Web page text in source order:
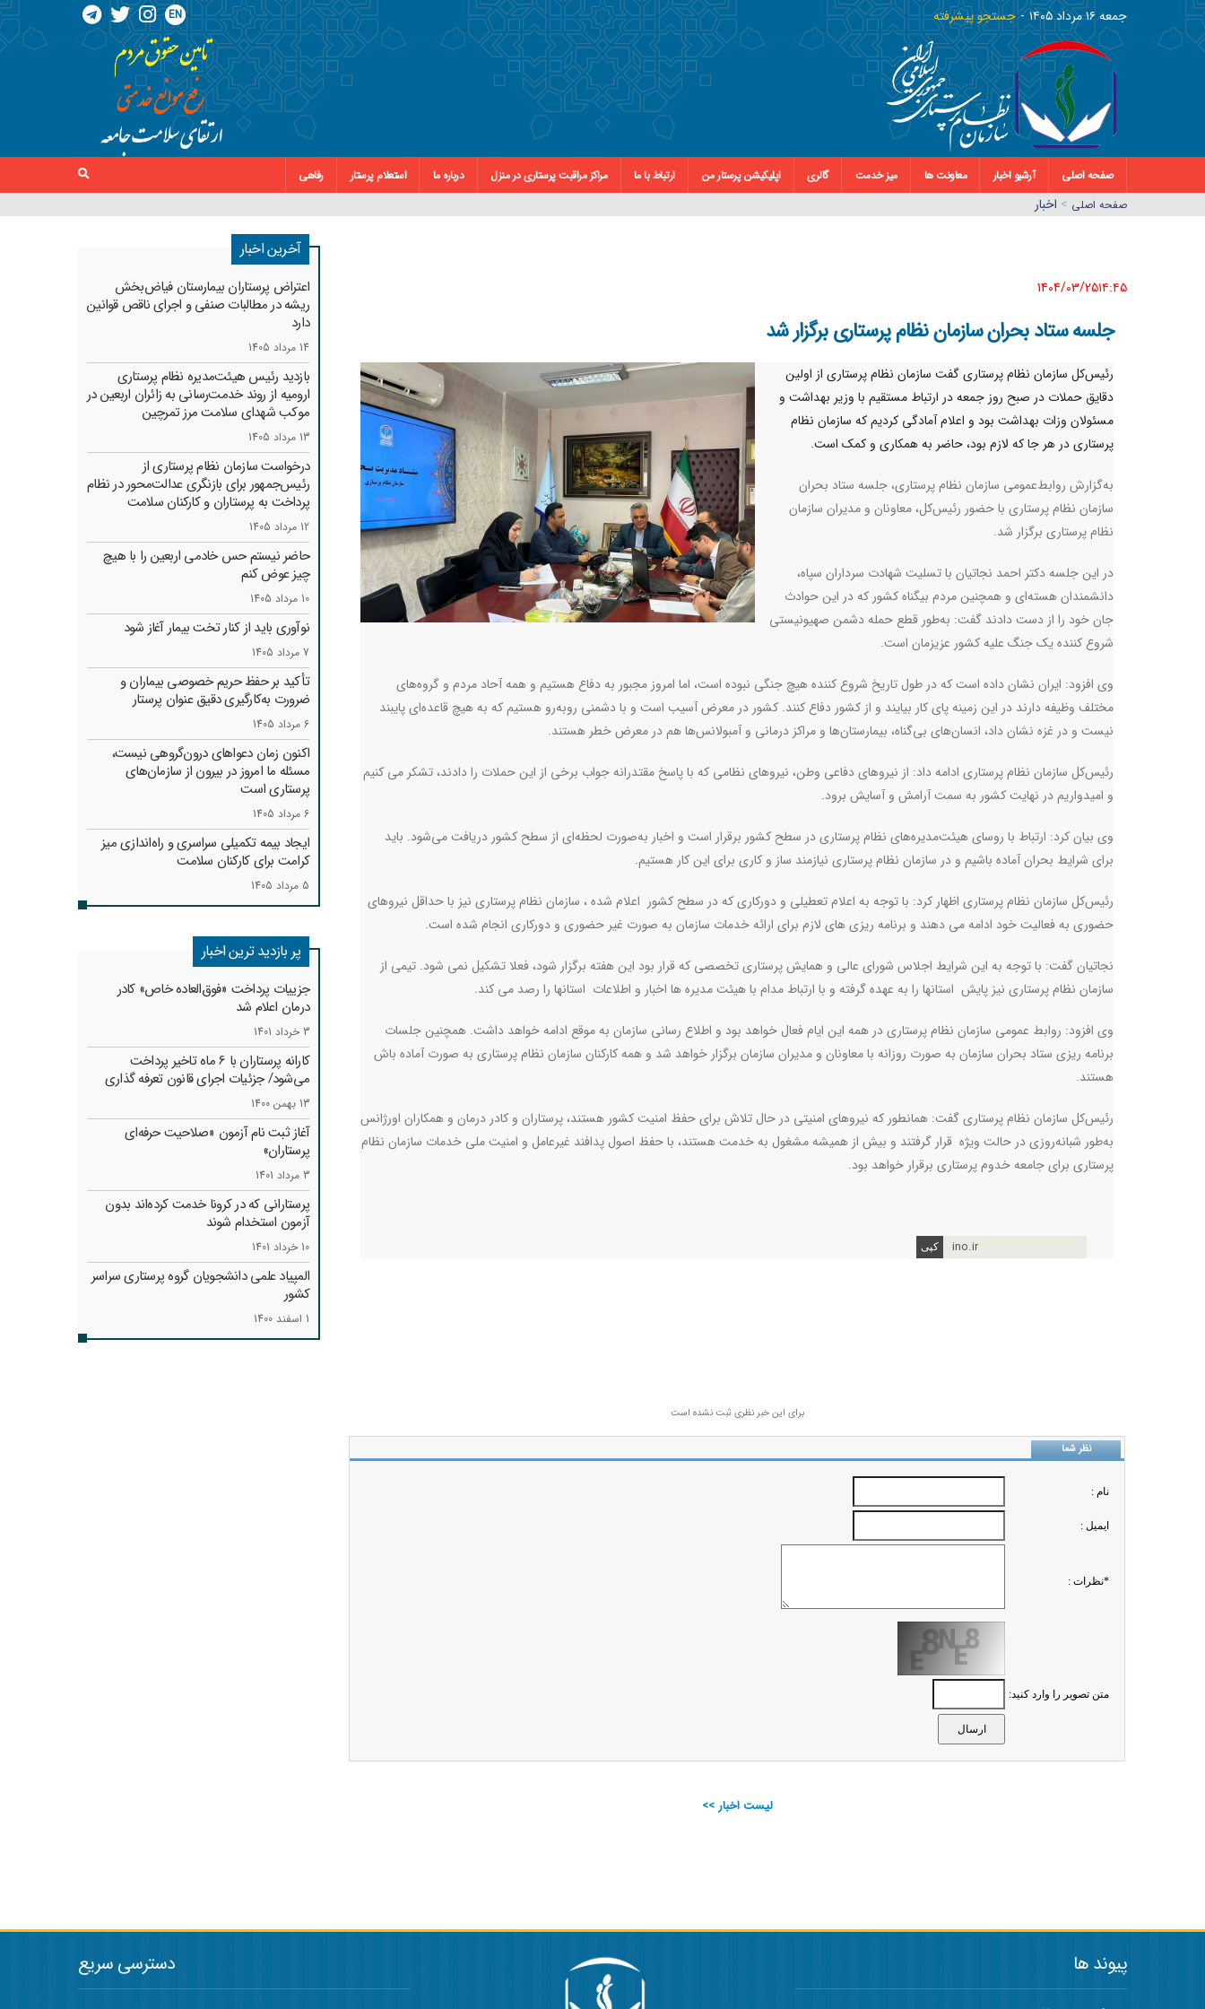
جمعه ١٦ مرداد ١٤٠٥ جستجو پیشرفته EN
صفحه اصلی آرشیو اخبار معاونت ها میز خدمت گالری اپلیکیشن پرستار من ارتباط با ما مراکز مراقبت پرستاری در منزل درباره ما استعلام پرستار
رفاهی
صفحه اصلي > اخبار
1404/03/25١٤:٤٥
جلسه ستاد بحران سازمان نظام پرستاری برگزار شد
رئیس‌کل سازمان نظام پرستاری گفت سازمان نظام پرستاری از اولین
دقایق حملات در صبح روز جمعه در ارتباط مستقیم با وزیر بهداشت و
مسئولان وزات بهداشت بود و اعلام آمادگی کردیم که سازمان نظام
پرستاری در هر جا که لازم بود،‌ حاضر به همکاری و کمک است.
به‌گزارش روابط‌عمومی سازمان نظام پرستاری، جلسه ستاد بحران
سازمان نظام پرستاری با حضور رئیس‌کل، معاونان و مدیران سازمان
نظام پرستاری برگزار شد.
در این جلسه دکتر احمد نجاتیان با تسلیت شهادت سرداران سپاه،
دانشمندان هسته‌ای و همچنین مردم بیگناه کشور که در این حوادث
جان خود را از دست دادند گفت: به‌طور قطع حمله دشمن صهیونیستی
شروع کننده یک جنگ علیه کشور عزیزمان است.
وی افزود:‌ ایران نشان داده است که در طول تاریخ شروع کننده هیچ جنگی نبوده است، اما امروز مجبور به دفاع هستیم و همه آحاد مردم و گروه‌های
مختلف وظیفه دارند در این زمینه پای کار بیایند و از کشور دفاع کنند. کشور در معرض آسیب است و با دشمنی روبه‌رو هستیم که به هیچ قاعده‌ای پایبند
نیست و در غزه نشان داد، انسان‌های بی‌گناه، بیمارستان‌ها و مراکز درمانی و آمبولانس‌ها هم در معرض خطر هستند.
رئیس‌کل سازمان نظام پرستاری ادامه داد: از نیروهای دفاعی وطن، نیروهای نظامی که با پاسخ مقتدرانه جواب برخی از این حملات را دادند، تشکر می کنیم
و امیدواریم در نهایت کشور به سمت آرامش و آسایش برود.
وی بیان کرد: ارتباط با روسای هیئت‌مدیره‌های نظام پرستاری در سطح کشور برقرار است و اخبار به‌صورت لحظه‌ای از سطح کشور دریافت می‌شود. باید
برای شرایط بحران آماده باشیم و در سازمان نظام پرستاری نیازمند ساز و کاری برای این کار هستیم.
رئیس‌کل سازمان نظام پرستاری اظهار کرد: با توجه به اعلام تعطیلی و دورکاری که در سطح کشور اعلام شده ، سازمان نظام پرستاری نیز با حداقل نیروهای
حضوری به فعالیت خود ادامه می دهند و برنامه ریزی های لازم برای ارائه خدمات سازمان به صورت غیر حضوری و دورکاری انجام شده است.
نجاتیان گفت:‌ با توجه به این شرایط اجلاس شورای عالی و همایش پرستاری تخصصی که قرار بود این هفته برگزار شود، فعلا تشکیل نمی شود. تیمی از
سازمان نظام پرستاری نیز پایش استانها را به عهده گرفته و با ارتباط مدام با هیئت مدیره ها اخبار و اطلاعات استانها را رصد می کند.
وی افزود: روابط عمومی سازمان نظام پرستاری در همه این ایام فعال خواهد بود و اطلاع رسانی سازمان به موقع ادامه خواهد داشت. همچنین جلسات
برنامه ریزی ستاد بحران سازمان به صورت روزانه با معاونان و مدیران سازمان برگزار خواهد شد و همه کارکنان سازمان نظام پرستاری به صورت آماده باش
هستند.
رئیس‌کل سازمان نظام پرستاری گفت: همانطور که نیروهای امنیتی در حال تلاش برای حفظ امنیت کشور هستند، پرستاران و کادر درمان و همکاران اورژانس
به‌طور شبانه‌روزی در حالت ویژه قرار گرفتند و بیش از همیشه مشغول به خدمت هستند، با حفظ اصول پدافند غیرعامل و امنیت ملی خدمات سازمان نظام
پرستاری برای جامعه خدوم پرستاری برقرار خواهد بود.
ino.ir
برای این خبر نظری ثبت نشده است
نظر شما
نام :
ايميل :
*نظرات :
متن تصویر را وارد کنید:
لیست اخبار >>
آخرین اخبار
اعتراض پرستاران بیمارستان فیاض‌بخش
ریشه در مطالبات صنفی و اجرای ناقص قوانین
دارد
14 مرداد 1405
بازدید رئیس هیئت‌مدیره نظام پرستاری
ارومیه از روند خدمت‌رسانی به زائران اربعین در
موکب شهدای سلامت مرز تمرچین
13 مرداد 1405
درخواست سازمان نظام پرستاری از
رئیس‌جمهور برای بازنگری عدالت‌محور در نظام
پرداخت به پرستاران و کارکنان سلامت
12 مرداد 1405
حاضر نیستم حس خادمی اربعین را با هیچ
چیز عوض کنم
10 مرداد 1405
نوآوری باید از کنار تخت بیمار آغاز شود
7 مرداد 1405
تأکید بر حفظ حریم خصوصی بیماران و
ضرورت به‌کارگیری دقیق عنوان پرستار
6 مرداد 1405
اکنون زمان دعواهای درون‌گروهی نیست،
مسئله ما امروز در بیرون از سازمان‌های
پرستاری است
6 مرداد 1405
ایجاد بیمه تکمیلی سراسری و راه‌اندازی میز
کرامت برای کارکنان سلامت
5 مرداد 1405
پر بازدید ترین اخبار
جزییات پرداخت «فوق‌العاده خاص» کادر
درمان اعلام شد
3 خرداد 1401
کارانه‌ پرستاران با 6 ماه تاخیر پرداخت
می‌شود/ جزئیات اجرای قانون تعرفه گذاری
13 بهمن 1400
آغاز ثبت نام آزمون «صلاحیت حرفه‌ای
پرستاران»
3 مرداد 1401
پرستارانی که در کرونا خدمت کرد‌ه‌اند بدون
آزمون استخدام شوند
10 خرداد 1401
المپیاد علمی دانشجویان گروه پرستاری سراسر
کشور
1 اسفند 1400
پیوند ها دسترسی سریع